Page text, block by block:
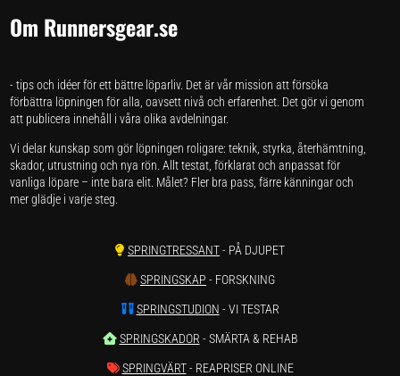
Om Runnersgear.se
- tips och idéer för ett bättre löparliv. Det är vår mission att försöka
förbättra löpningen för alla, oavsett nivå och erfarenhet. Det gör vi genom
att publicera innehåll i våra olika avdelningar.
Vi delar kunskap som gör löpningen roligare: teknik, styrka, återhämtning,
skador, utrustning och nya rön. Allt testat, förklarat och anpassat för
vanliga löpare – inte bara elit. Målet? Fler bra pass, färre känningar och
mer glädje i varje steg.
SPRINGTRESSANT- PÅ DJUPET
SPRINGSKAP - FORSKNING
SPRINGSTUDION - VI TESTAR
SPRINGSKADOR - SMÄRTA & REHAB
SPRINGVÄRT- REAPRISER ONLINE